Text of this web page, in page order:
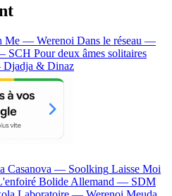
Me — Werenoi Dans le réseau —
SCH Pour deux âmes solitaires
& Dinaz
Casanova — Soolking Laisse Moi
Bolide Allemand — SDM